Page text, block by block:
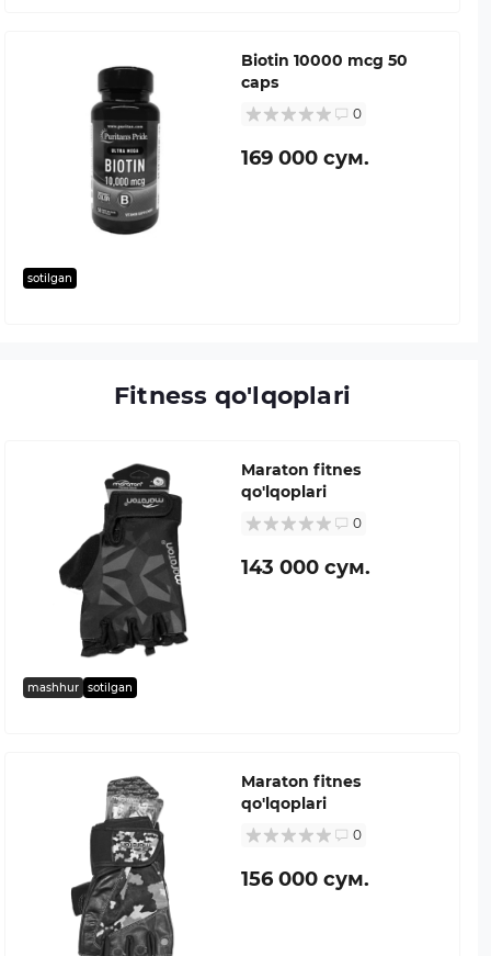
sotilgan
Biotin 10000 mcg 50
caps
0
169 000 сум.
Fitness qo'lqoplari
mashhur sotilgan
Maraton fitnes
qo'lqoplari
0
143 000 сум.
Maraton fitnes
qo'lqoplari
0
156 000 сум.